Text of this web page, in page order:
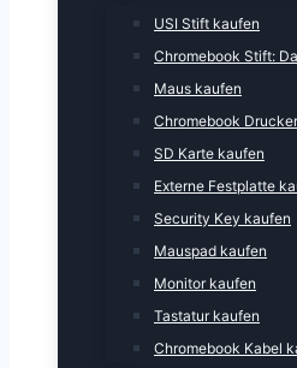
USI Stift kaufen
Chromebook Stift:
Maus kaufen
Chromebook
SD Karte kaufen
Externe Festplatte
Security Key kaufen
Mauspad kaufen
Monitor kaufen
Tastatur kaufen
Chromebook Kabel